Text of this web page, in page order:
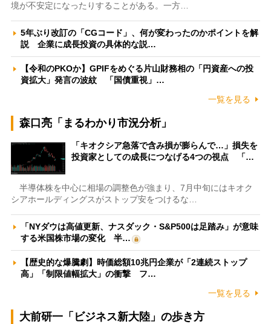
境が不安定になったりすることがある。一方…
5年ぶり改訂の「CGコード」、何が変わったのかポイントを解
説 企業に成長投資の具体的な説…
【令和のPKOか】GPIFをめぐる片山財務相の「円資産への投
資拡大」発言の波紋 「国債重視」…
一覧を見る
森口亮「まるわかり市況分析」
「キオクシア急落で含み損が膨らんで…」損失を
投資家としての成長につなげる4つの視点 「…
半導体株を中心に相場の調整色が強まり、7月中旬にはキオク
シアホールディングスがストップ安をつけるな…
「NYダウは高値更新、ナスダック・S&P500は足踏み」が意味
する米国株市場の変化 半…
【歴史的な爆騰劇】時価総額10兆円企業が「2連続ストップ
高」「制限値幅拡大」の衝撃 フ…
一覧を見る
大前研一「ビジネス新大陸」の歩き方